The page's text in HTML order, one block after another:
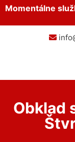
Momentálne
Obklad